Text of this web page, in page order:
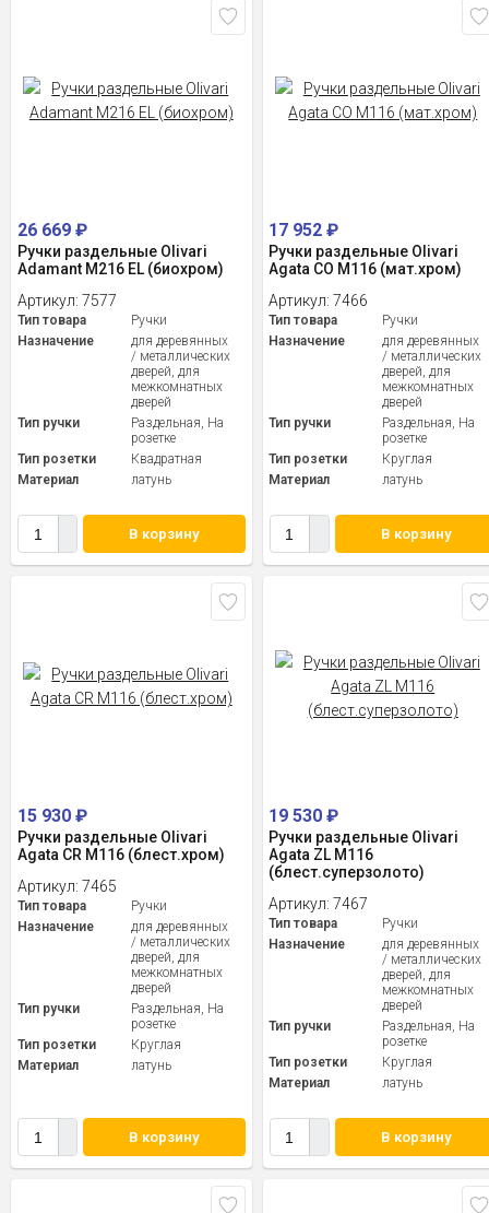
26 669 ₽
Ручки раздельные Olivari
Adamant M216 EL (биохром)
Артикул: 7577
Тип товара
Ручки
Назначение
для деревянных
/ металлических
дверей, для
межкомнатных
дверей
Тип ручки
Раздельная, На
розетке
Тип розетки
Квадратная
Материал
латунь
В корзину
17 952₽
Ручки раздельные Olivari
Agata CO M116 (мат.хром)
Артикул:7466
Тип товара
Ручки
Назначение
для деревянных
/ металлических
дверей, для
межкомнатных
дверей
Тип ручки
Раздельная, На
розетке
Тип розетки
Круглая
Материал
латунь
В корзину
15 930 ₽
Ручки раздельные Olivari
Agata CR M116 (блест.хром)
Артикул: 7465
Тип товара
Ручки
Назначение
для деревянных
/ металлических
дверей, для
межкомнатных
дверей
Тип ручки
Раздельная, На
розетке
Тип розетки
Круглая
Материал
латунь
В корзину
19 530₽
Ручки раздельные Olivari
Agata ZL M116
(блест.суперзолото)
Артикул:7467
Тип товара
Ручки
Назначение
для деревянных
/ металлических
дверей, для
межкомнатных
дверей
Тип ручки
Раздельная, На
розетке
Тип розетки
Круглая
Материал
латунь
В корзину